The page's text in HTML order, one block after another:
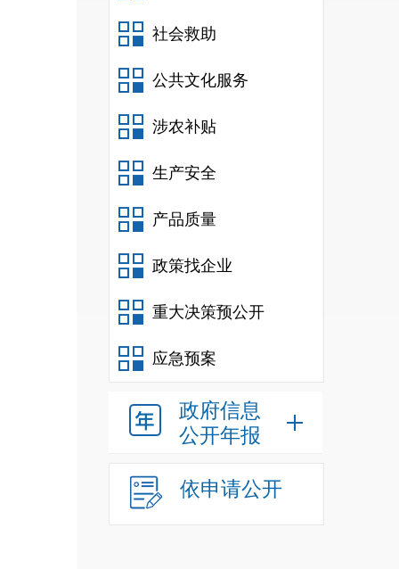
社会救助
公共文化服务
涉农补贴
生产安全
产品质量
政策找企业
重大决策预公开
应急预案
政府信息
公开年报
依申请公开